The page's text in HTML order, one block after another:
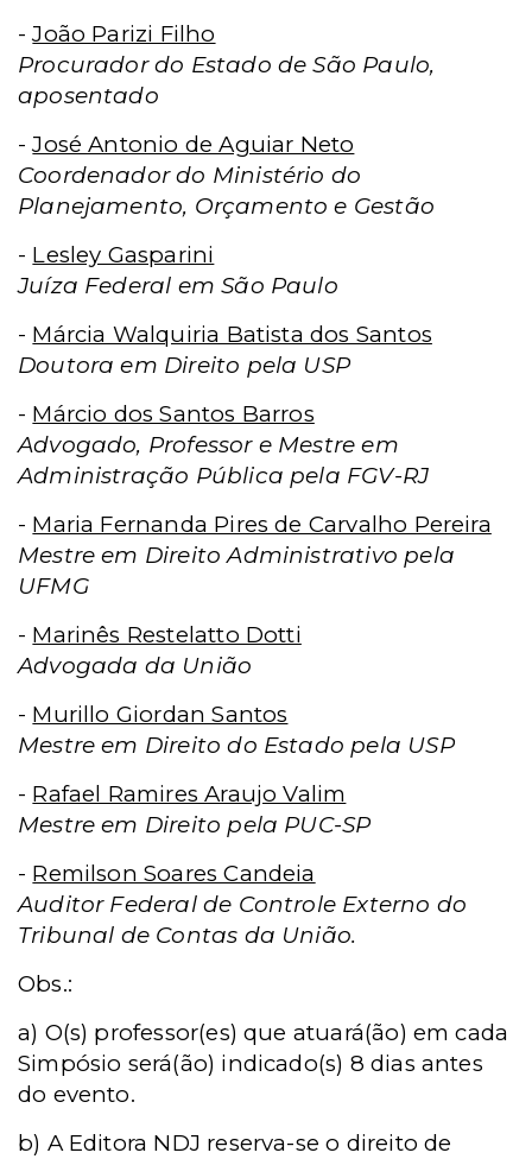
-João Parizi Filho
Procurador do Estado de São Paulo,
aposentado
-José Antonio de Aguiar Neto
Coordenador do Ministério do
Planejamento, Orçamento e Gestão
- Lesley Gasparini
Juíza Federal em São Paulo
- Márcia Walquiria Batista dos Santos
Doutora em Direito pela USP
- Márcio dos Santos Barros
Advogado, Professor e Mestre em
Administração Pública pela FGV-RJ
- Maria Fernanda Pires de Carvalho Pereira
Mestre em Direito Administrativo pela
UFMG
- Marinês Restelatto Dotti
Advogada da União
- Murillo Giordan Santos
Mestre em Direito do Estado pela USP
- Rafael Ramires Araujo Valim
Mestre em Direito pela PUC-SP
- Remilson Soares Candeia
Auditor Federal de Controle Externo do
Tribunal de Contas da União.
Obs.:
a) O(s) professor(es) que atuará(ão) em cada
Simpósio será(ão) indicado(s) 8 dias antes
do evento.
b) A Editora NDJ reserva-se o direito de